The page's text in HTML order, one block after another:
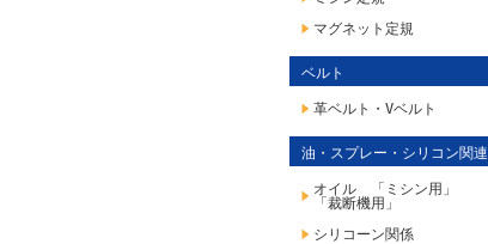
マグネット定規
ベルト
革ベルト・Vベルト
油・スプレー・シリコン関連
オイル 「ミシン用」
「裁断機用」
シリコーン関係